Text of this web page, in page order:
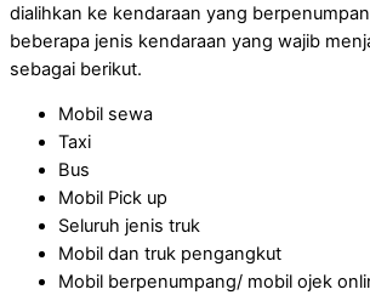
dialihkan ke kendaraan yang
beberapa jenis kendaraan yang wajib
sebagai berikut.
Mobil sewa
Taxi
Bus
Mobil Pick up
Seluruh jenis truk
Mobil dan truk pengangkut
Mobil berpenumpang/ mobil ojek